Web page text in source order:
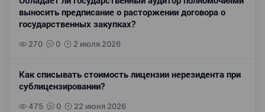
выносить предписание о расторжении договора о
государственных закупках?
270 0 2 июля 2026
Как списывать стоимость лицензии нерезидента при
сублицензировании?
475 0 22 июня 2026